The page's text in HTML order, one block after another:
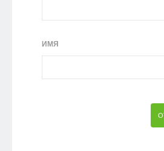
ИМЯ